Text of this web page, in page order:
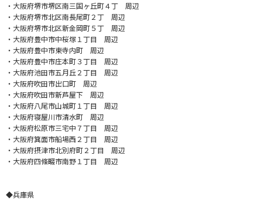
・大阪府堺市堺区南三国ヶ丘町４丁 周辺
・大阪府堺市北区南長尾町２丁 周辺
・大阪府堺市北区新金岡町５丁 周辺
・大阪府豊中市中桜塚１丁目 周辺
・大阪府豊中市東寺内町 周辺
・大阪府豊中市庄本町３丁目 周辺
・大阪府池田市五月丘２丁目 周辺
・大阪府吹田市出口町 周辺
・大阪府吹田市新芦屋下 周辺
・大阪府八尾市山城町１丁目 周辺
・大阪府寝屋川市清水町 周辺
・大阪府松原市三宅中７丁目 周辺
・大阪府箕面市船場西２丁目 周辺
・大阪府摂津市北別府町２丁目 周辺
・大阪府四條畷市南野１丁目 周辺
◆兵庫県